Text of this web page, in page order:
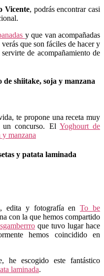
Vicente, podrás encontrar casi
y que van acompañadas
que son fáciles de hacer y
de acompañamiento de
shiitake, soja y manzana
te propone una receta muy
concurso. El Yoghourt de
manzana
y patata laminada
edita y fotografía enTo be
con la que hemos compartido
que tuvo lugar hace
hemos coincidido en
he escogido este fantástico
laminada.